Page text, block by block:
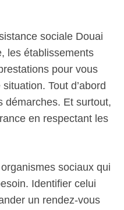
sociale Douai
les établissements
pour vous
Tout d’abord
démarches. Et surtout,
en respectant les
sociaux qui
Identifier celui
un rendez-vous